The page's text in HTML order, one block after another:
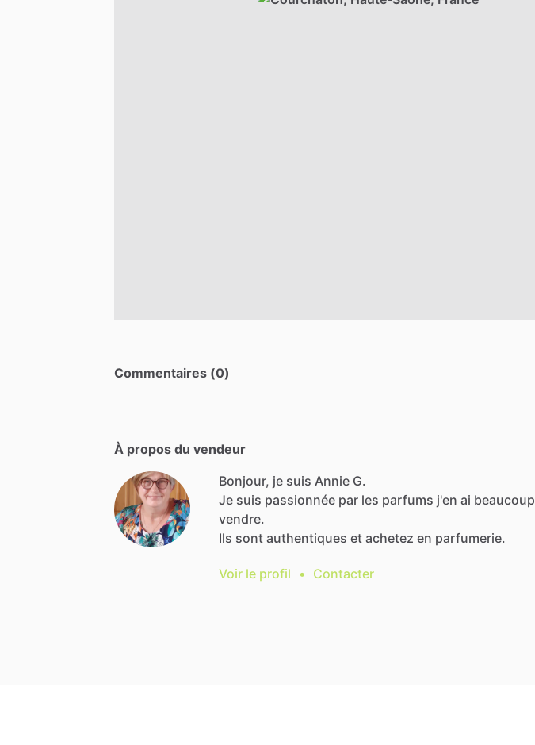
Commentaires (0)
À propos du vendeur
Bonjour, je suis Annie G.
Je suis passionnée par les parfums j'en ai beaucoup
vendre.
Ils sont authentiques et achetez en parfumerie.
Voir le profil • Contacter